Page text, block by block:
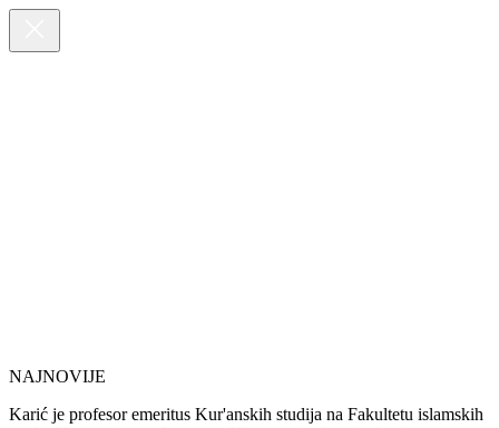
NAJNOVIJE
Karić je profesor emeritus Kur'anskih studija na Fakultetu islamskih